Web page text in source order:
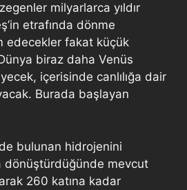
milyarlarca yıldır
etrafında dönme
edecekler fakat küçük
biraz daha Venüs
içerisinde canlılığa dair
Burada başlayan
bulunan hidrojenini
dönüştürdüğünde mevcut
260 katına kadar